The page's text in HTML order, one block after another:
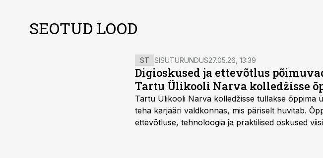
SEOTUD LOOD
ST SISUTURUNDUS27.05.26, 13:39
Digioskused ja ettevõtlus
Tartu Ülikooli Narva kolledžisse
Tartu Ülikooli Narva kolledžisse tullakse õppima
teha karjääri valdkonnas, mis päriselt huvitab.
ettevõtluse, tehnoloogia ja praktilised oskused